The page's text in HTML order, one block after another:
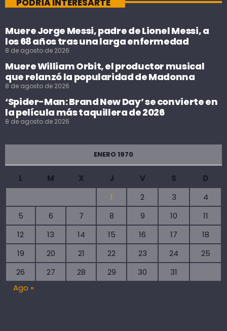
PODRÍA INTERESARTE
Muere Jorge Messi, padre de Lionel Messi, a
los 68 años tras una larga enfermedad
8 de agosto de 2026
Muere William Orbit, el productor musical
que relanzó la popularidad de Madonna
8 de agosto de 2026
‘Spider-Man: Brand New Day’ se convierte en
la película más taquillera de 2026
8 de agosto de 2026
ENERO 1970
L M X J V S
D
1
2 3
4
5
6 7 8 9 10
11
12
13 14 15 16 17
18
19
20 21 22 23 24
25
26
27 28 29 30
31
Ago »